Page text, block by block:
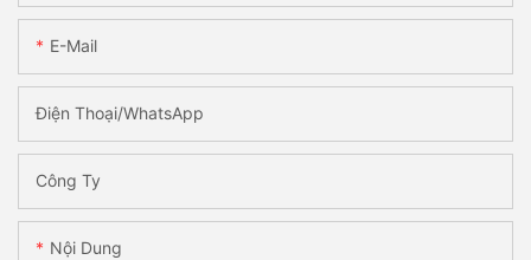
E-Mail
Điện Thoại/WhatsApp
Công Ty
Nội Dung